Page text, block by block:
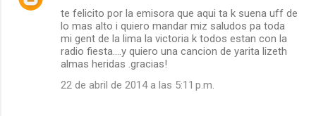
te felicito por la emisora que aqui ta k suena uff de
lo mas alto i quiero mandar miz saludos pa toda
mi gent de la lima la victoria k todos estan con la
radio fiesta....y quiero una cancion de yarita lizeth
almas heridas .gracias!
22 de abril de 2014 a las 5:11 p.m.